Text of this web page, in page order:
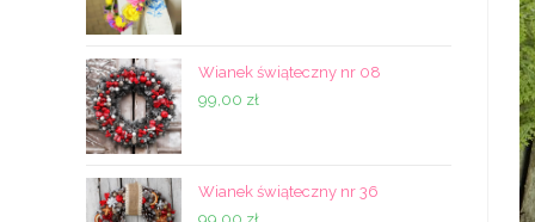
Wianek świąteczny nr 08
99,00 zł
Wianek świąteczny nr 36